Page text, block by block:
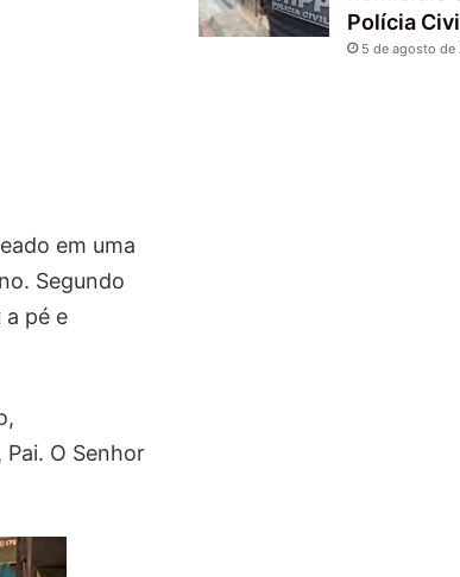
em uma
Segundo
pé e
O Senhor
Polícia
5 de agosto de